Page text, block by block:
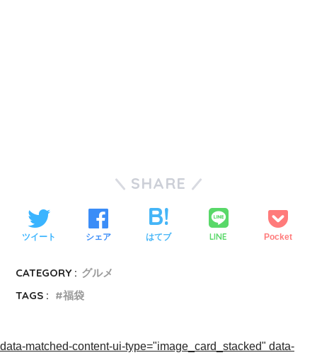
SHARE
ツイート シェア はてブ LINE Pocket
CATEGORY : グルメ
TAGS :
福袋
data-matched-content-ui-type="image_card_stacked" data-